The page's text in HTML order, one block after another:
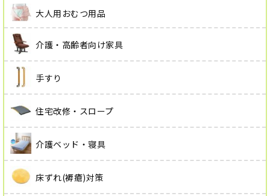
大人用おむつ用品
介護・高齢者向け家具
手すり
住宅改修・スロープ
介護ベッド・寝具
床ずれ(褥瘡)対策